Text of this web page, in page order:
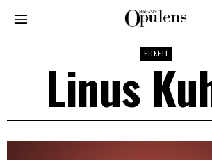
ETIKETT
Linus